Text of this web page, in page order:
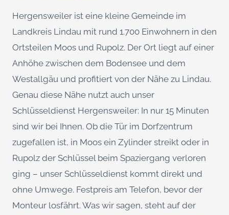
Hergensweiler ist eine kleine Gemeinde im
Landkreis Lindau mit rund 1.700 Einwohnern in den
Ortsteilen Moos und Rupolz. Der Ort liegt auf einer
Anhöhe zwischen dem Bodensee und dem
Westallgäu und profitiert von der Nähe zu Lindau.
Genau diese Nähe nutzt auch unser
Schlüsseldienst Hergensweiler: In nur 15 Minuten
sind wir bei Ihnen. Ob die Tür im Dorfzentrum
zugefallen ist, in Moos ein Zylinder streikt oder in
Rupolz der Schlüssel beim Spaziergang verloren
ging – unser Schlüsseldienst kommt direkt und
ohne Umwege. Festpreis am Telefon, bevor der
Monteur losfährt. Was wir sagen, steht auf der